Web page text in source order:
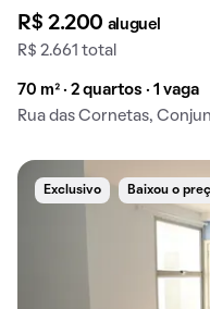
R$ 2.200 aluguel
R$ 2.661 total
70 m² · 2 quartos · 1 vaga
Rua das Cornetas,
Exclusivo Baixou o